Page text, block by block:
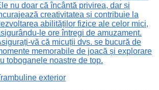
nu doar că încântă privirea, dar și
creativitatea și contribuie la
abilităților fizice ale celor mici,
le ore întregi de amuzament.
vă că micuții dvs. se bucură de
memorabile de joacă și explorare
toboganele noastre de top.
exterior